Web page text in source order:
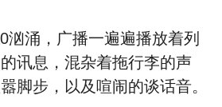
涌，广播一遍遍播放着列
讯息，混杂着拖行李的声
脚步，以及喧闹的谈话音。